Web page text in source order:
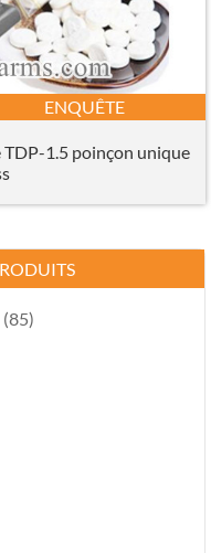
ENQUÊTE
TDP-1.5 poinçon unique
(85)